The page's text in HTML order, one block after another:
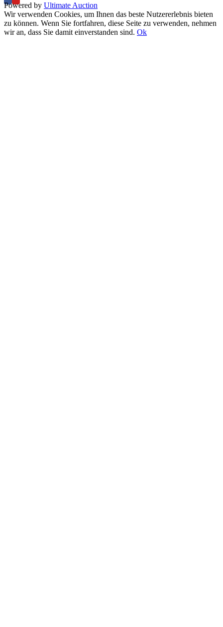
Powered by Ultimate Auction
Wir verwenden Cookies, um Ihnen das beste Nutzererlebnis bieten
zu können. Wenn Sie fortfahren, diese Seite zu verwenden, nehmen
wir an, dass Sie damit einverstanden sind. Ok